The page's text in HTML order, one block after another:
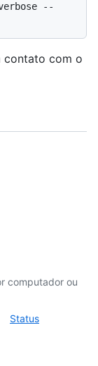
--
contato com o
computador ou
Status